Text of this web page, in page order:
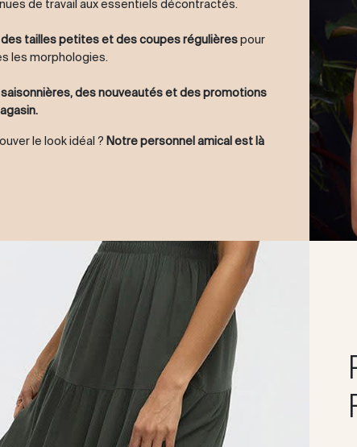
de travail aux essentiels décontractés.
des tailles petites et des coupes régulièrespour
les morphologies.
des nouveautés et des promotions
le look idéal ? Notre personnel amical est là